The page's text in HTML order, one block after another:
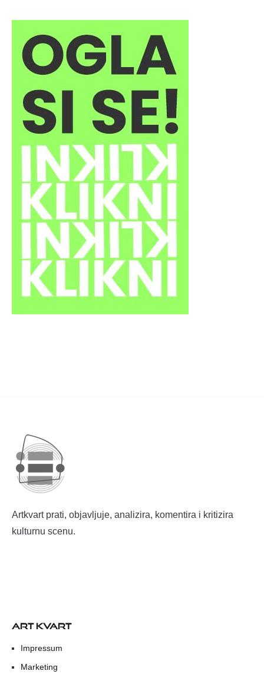
Artkvart prati, objavljuje, analizira, komentira i kritizira
kulturnu scenu.
ART KVART
Impressum
Marketing